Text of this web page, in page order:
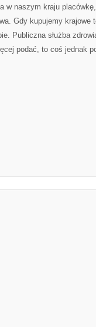
w naszym kraju
Gdy kupujemy krajowe
Publiczna służba
podać, to coś jednak